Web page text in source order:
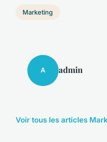
Marketing
A admin
Voir tous les articles